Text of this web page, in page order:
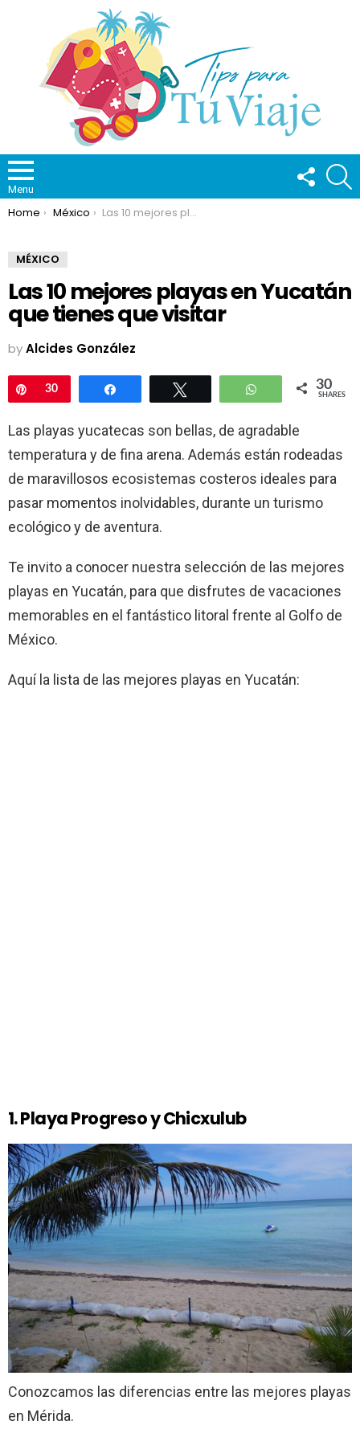
Menu
FOLLOW
US
You are here:
Home México Las 10 mejores playas en Yucatán que tienes que visitar
MÉXICO
Las 10 mejores playas en Yucatán
que tienes que visitar
byAlcides González
Pin
30 WhatsApp30
SHARES
Las playas yucatecas son bellas, de agradable
temperatura y de fina arena. Además están rodeadas
de maravillosos ecosistemas costeros ideales para
pasar momentos inolvidables, durante un turismo
ecológico y de aventura.
Te invito a conocer nuestra selección de las mejores
playas en Yucatán, para que disfrutes de vacaciones
memorables en el fantástico litoral frente al Golfo de
México.
Aquí la lista de las mejores playas en Yucatán:
1. Playa Progreso y Chicxulub
Conozcamos las diferencias entre las mejores playas
en Mérida.